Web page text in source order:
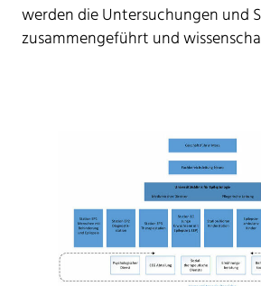
werden die Untersuchungen und
zusammengeführt und